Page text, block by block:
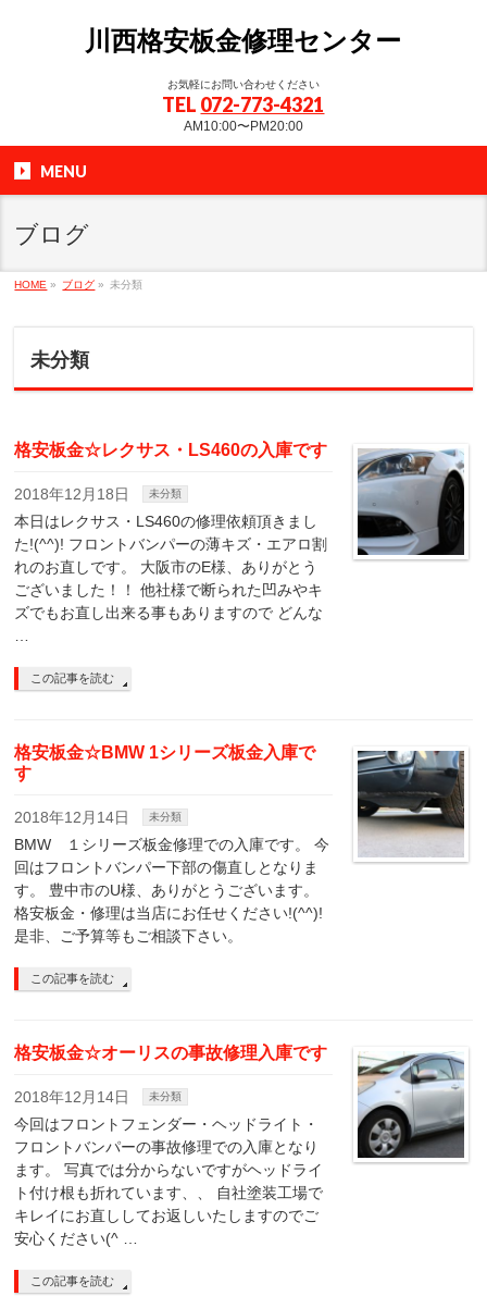
川西格安板金修理センター
お気軽にお問い合わせください
TEL 072-773-4321
AM10:00〜PM20:00
MENU
ブログ
HOME » ブログ » 未分類
未分類
格安板金☆レクサス・LS460の入庫です
2018年12月18日 未分類
本日はレクサス・LS460の修理依頼頂きまし
た!(^^)! フロントバンパーの薄キズ・エアロ割
れのお直しです。 大阪市のE様、ありがとう
ございました！！ 他社様で断られた凹みやキ
ズでもお直し出来る事もありますので どんな
この記事を読む
格安板金☆BMW 1シリーズ板金入庫で
す
2018年12月14日 未分類
BMW １シリーズ板金修理での入庫です。 今
回はフロントバンパー下部の傷直しとなりま
す。 豊中市のU様、ありがとうございます。
格安板金・修理は当店にお任せください!(^^)!
是非、ご予算等もご相談下さい。
この記事を読む
格安板金☆オーリスの事故修理入庫です
2018年12月14日 未分類
今回はフロントフェンダー・ヘッドライト・
フロントバンパーの事故修理での入庫となり
ます。 写真では分からないですがヘッドライ
ト付け根も折れています、、 自社塗装工場で
キレイにお直ししてお返しいたしますのでご
安心ください(^ …
この記事を読む